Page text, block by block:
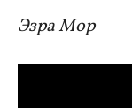
Эзра Мор